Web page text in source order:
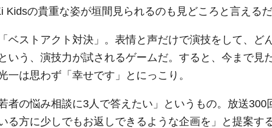
Kidsの貴重な姿が垣間見られるのも見どころと言えるだ
ベストアクト対決」。表情と声だけで演技をして、ど
いう、演技力が試されるゲームだ。すると、今まで見
一は思わず「幸せです」とにっこり。
者の悩み相談に3人で答えたい」というもの。放送300
る方に少しでもお返しできるような企画を」と提案する